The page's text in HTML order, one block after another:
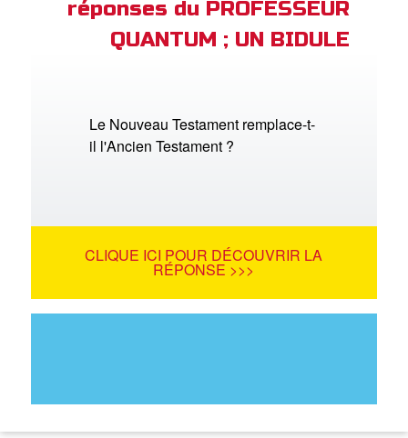
réponses du PROFESSEUR
QUANTUM ; UN BIDULE
Le Nouveau Testament remplace-t-
il l'Ancien Testament ?
CLIQUE ICI POUR DÉCOUVRIR LA
RÉPONSE >>>